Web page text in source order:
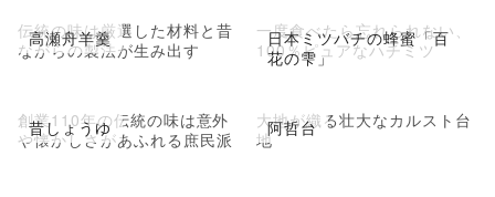
高瀬舟羊羹
伝統の味は厳選した材料と昔
ながらの製法が生み出す
日本ミツバチの蜂蜜「百
花の雫」
一度食べたら忘れられない、
100％ピュアなハチミツ
昔しょうゆ
創業110年の伝統の味は意外
や懐かしさがあふれる庶民派
阿哲台
大地が織る壮大なカルスト台
地